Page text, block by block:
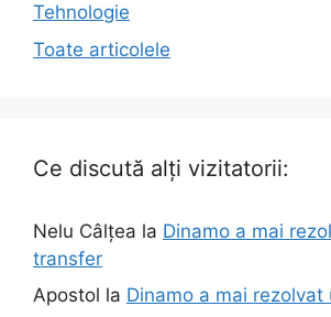
Tehnologie
Toate articolele
Ce discută alți vizitatorii:
Nelu Câlțea la Dinamo a mai
transfer
Apostol la Dinamo a mai rezolvat